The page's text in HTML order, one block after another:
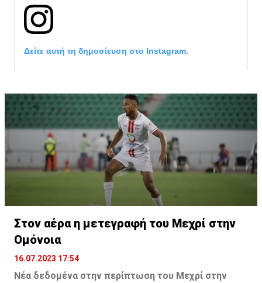
Δείτε αυτή τη δημοσίευση στο Instagram.
Η δημοσίευση κοινοποιήθηκε από το χρήστη サンフレッチェ
Στον αέρα η μετεγραφή του Μεχρί στην
Ομόνοια
16.07.2023 17:54
Νέα δεδομένα στην περίπτωση του Μεχρί στην